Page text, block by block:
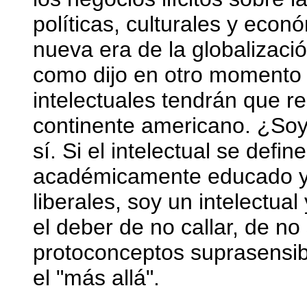
políticas, culturales y
nueva era de la
como dijo en otro
intelectuales tendrán que
continente americano.
sí. Si el intelectual se
académicamente educado
liberales, soy un
el deber de no callar, de
protoconceptos
el "más allá".